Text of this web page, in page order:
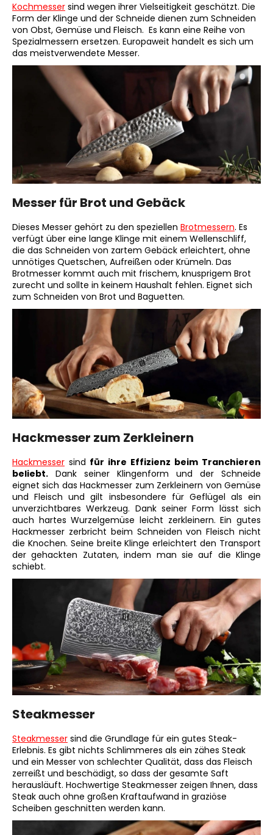
Kochmesser sind wegen ihrer Vielseitigkeit geschätzt. Die
Form der Klinge und der Schneide dienen zum Schneiden
von Obst, Gemüse und Fleisch. Es kann eine Reihe von
Spezialmessern ersetzen. Europaweit handelt es sich um
das meistverwendete Messer.
Messer für Brot und Gebäck
Dieses Messer gehört zu den speziellen Brotmessern. Es
verfügt über eine lange Klinge mit einem Wellenschliff,
die das Schneiden von zartem Gebäck erleichtert, ohne
unnötiges Quetschen, Aufreißen oder Krümeln. Das
Brotmesser kommt auch mit frischem, knusprigem Brot
zurecht und sollte in keinem Haushalt fehlen. Eignet sich
zum Schneiden von Brot und Baguetten.
Hackmesser zum Zerkleinern
Hackmesser sind für ihre Effizienz beim Tranchieren
beliebt. Dank seiner Klingenform und der Schneide
eignet sich das Hackmesser zum Zerkleinern von Gemüse
und Fleisch und gilt insbesondere für Geflügel als ein
unverzichtbares Werkzeug. Dank seiner Form lässt sich
auch hartes Wurzelgemüse leicht zerkleinern. Ein gutes
Hackmesser zerbricht beim Schneiden von Fleisch nicht
die Knochen. Seine breite Klinge erleichtert den Transport
der gehackten Zutaten, indem man sie auf die Klinge
schiebt.
Steakmesser
Steakmesser sind die Grundlage für ein gutes Steak-
Erlebnis. Es gibt nichts Schlimmeres als ein zähes Steak
und ein Messer von schlechter Qualität, dass das Fleisch
zerreißt und beschädigt, so dass der gesamte Saft
herausläuft. Hochwertige Steakmesser zeigen Ihnen, dass
Steak auch ohne großen Kraftaufwand in graziöse
Scheiben geschnitten werden kann.